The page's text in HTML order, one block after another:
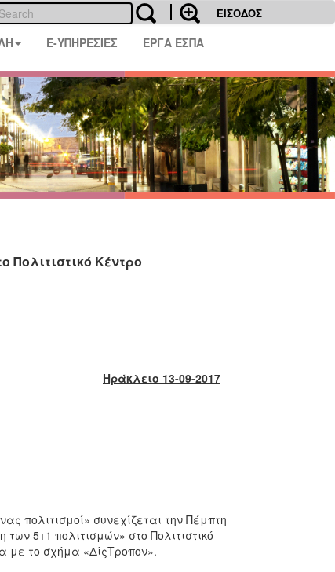
ΕΙΣΟΔΟΣ
E-ΥΠΗΡΕΣΙΕΣ ΕΡΓΑ ΕΣΠΑ
Πολιτιστικό Κέντρο
Ηράκλειο 13-09-2017
πολιτισμοί» συνεχίζεται την Πέμπτη
5+1 πολιτισμών» στο Πολιτιστικό
με το σχήμα «ΔίςΤροπον».